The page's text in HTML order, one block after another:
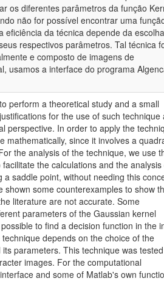
os diferentes parâmetros da função
não for possível encontrar uma
da técnica depende da
respectivos parâmetros. Tal técnica
e composto de imagens de
usamos a interface do programa
perform a theoretical study and a small
for the use of such technique
perspective. In order to apply the
mathematically, since it involves a
the analysis of the technique, we use
the calculations and the analysis
saddle point, without needing this
some counterexamples to show
literature are not accurate. Some
parameters of the Gaussian kernel
to find a decision function in the
depends on the choice of the
parameters. This technique was
images. For the computational
and some of Matlab's own